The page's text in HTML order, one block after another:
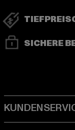
SICHERE